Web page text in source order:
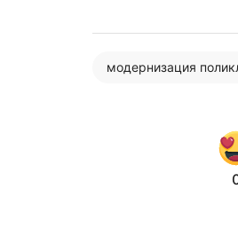
модернизация